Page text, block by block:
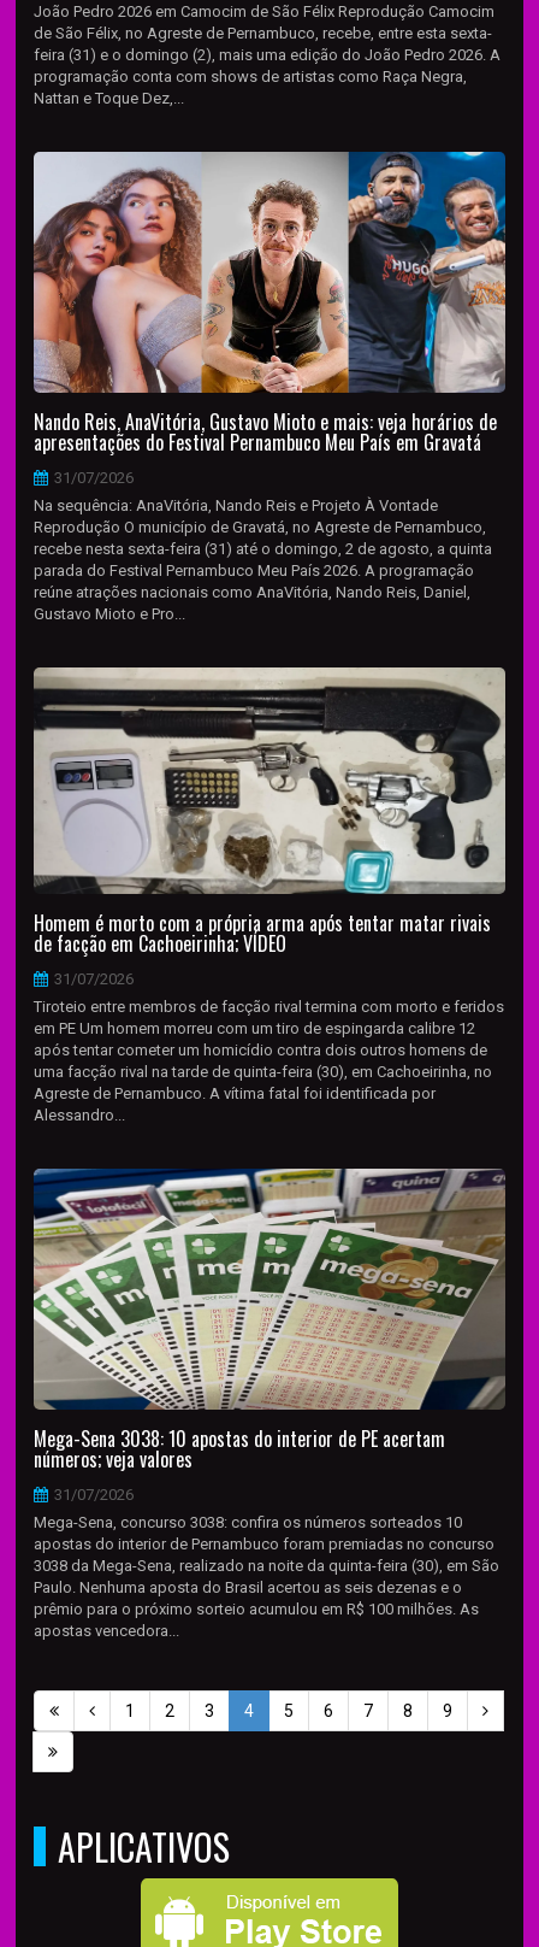
João Pedro 2026 em Camocim de São Félix Reprodução Camocim
de São Félix, no Agreste de Pernambuco, recebe, entre esta sexta-
feira (31) e o domingo (2), mais uma edição do João Pedro 2026. A
programação conta com shows de artistas como Raça Negra,
Nattan e Toque Dez,...
Nando Reis, AnaVitória, Gustavo Mioto e mais: veja horários de
apresentações do Festival Pernambuco Meu País em Gravatá
31/07/2026
Na sequência: AnaVitória, Nando Reis e Projeto À Vontade
Reprodução O município de Gravatá, no Agreste de Pernambuco,
recebe nesta sexta-feira (31) até o domingo, 2 de agosto, a quinta
parada do Festival Pernambuco Meu País 2026. A programação
reúne atrações nacionais como AnaVitória, Nando Reis, Daniel,
Gustavo Mioto e Pro...
Homem é morto com a própria arma após tentar matar rivais
de facção em Cachoeirinha; VÍDEO
31/07/2026
Tiroteio entre membros de facção rival termina com morto e feridos
em PE Um homem morreu com um tiro de espingarda calibre 12
após tentar cometer um homicídio contra dois outros homens de
uma facção rival na tarde de quinta-feira (30), em Cachoeirinha, no
Agreste de Pernambuco. A vítima fatal foi identificada por
Alessandro...
Mega-Sena 3038: 10 apostas do interior de PE acertam
números; veja valores
31/07/2026
Mega-Sena, concurso 3038: confira os números sorteados 10
apostas do interior de Pernambuco foram premiadas no concurso
3038 da Mega-Sena, realizado na noite da quinta-feira (30), em São
Paulo. Nenhuma aposta do Brasil acertou as seis dezenas e o
prêmio para o próximo sorteio acumulou em R$ 100 milhões. As
apostas vencedora...
1 2 3 4 5 6 7 8 9
APLICATIVOS